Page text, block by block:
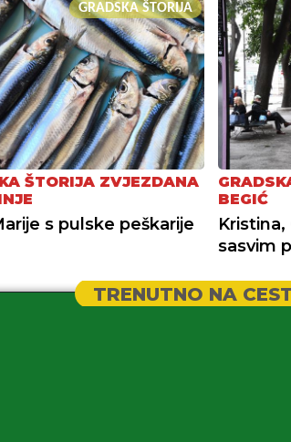
GRADSKA ŠTORIJA
ŠTORIJA ZVJEZDANA
s pulske peškarije
BEGIĆ
Kristina,
sasvim
TRENUTNO NA